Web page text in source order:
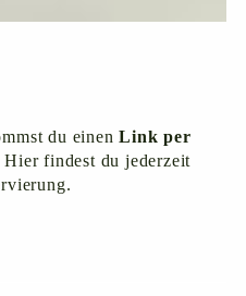
du einenLink per
Hier findest du jederzeit